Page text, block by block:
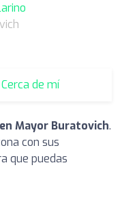
Cerca de mí
Mayor Buratovich.
con sus
que puedas